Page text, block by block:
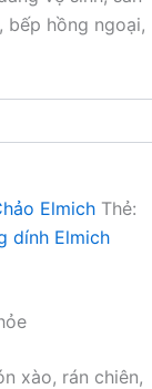
bếp hồng ngoại,
Elmich Thẻ:
dính Elmich
xào, rán chiên,